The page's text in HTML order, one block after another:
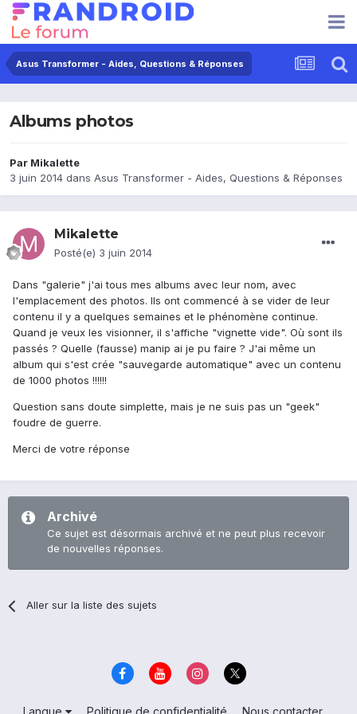
Asus Transformer - Aides, Questions & Réponses
Albums photos
Par Mikalette
3 juin 2014 dans Asus Transformer - Aides, Questions & Réponses
Mikalette
Posté(e) 3 juin 2014
Dans "galerie" j'ai tous mes albums avec leur nom, avec
l'emplacement des photos. Ils ont commencé à se vider de leur
contenu il y a quelques semaines et le phénomène continue.
Quand je veux les visionner, il s'affiche "vignette vide". Où sont ils
passés ? Quelle (fausse) manip ai je pu faire ? J'ai même un
album qui s'est crée "sauvegarde automatique" avec un contenu
de 1000 photos !!!!!!
Question sans doute simplette, mais je ne suis pas un "geek"
foudre de guerre.
Merci de votre réponse
Archivé
Ce sujet est désormais archivé et ne peut plus recevoir
de nouvelles réponses.
Aller sur la liste des sujets
Langue Politique de confidentialité Nous contacter